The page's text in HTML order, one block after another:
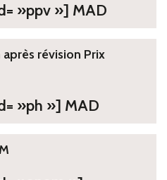
»ppv »] MAD
révision Prix
»ph »] MAD